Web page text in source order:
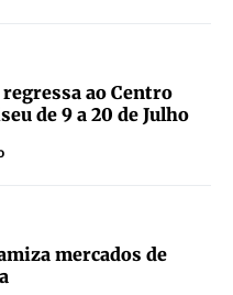
ao Centro
de 9 a 20 de Julho
mercados de